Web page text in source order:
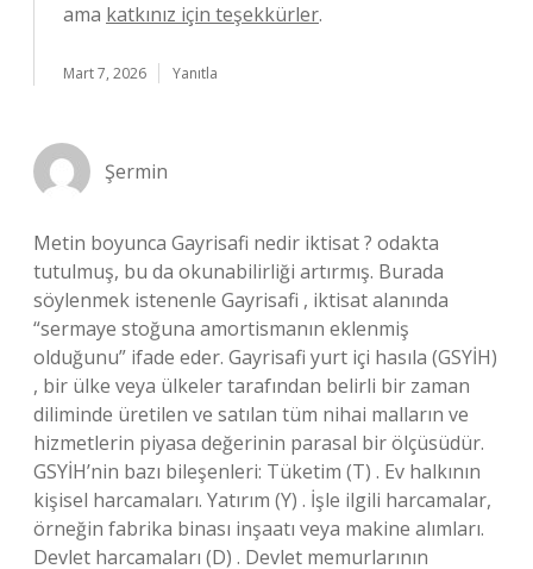
ama katkınız için teşekkürler.
Mart 7, 2026 Yanıtla
Şermin
Metin boyunca Gayrisafi nedir iktisat ? odakta
tutulmuş, bu da okunabilirliği artırmış. Burada
söylenmek istenenle Gayrisafi , iktisat alanında
“sermaye stoğuna amortismanın eklenmiş
olduğunu” ifade eder. Gayrisafi yurt içi hasıla (GSYİH)
, bir ülke veya ülkeler tarafından belirli bir zaman
diliminde üretilen ve satılan tüm nihai malların ve
hizmetlerin piyasa değerinin parasal bir ölçüsüdür.
GSYİH’nin bazı bileşenleri: Tüketim (T) . Ev halkının
kişisel harcamaları. Yatırım (Y) . İşle ilgili harcamalar,
örneğin fabrika binası inşaatı veya makine alımları.
Devlet harcamaları (D) . Devlet memurlarının